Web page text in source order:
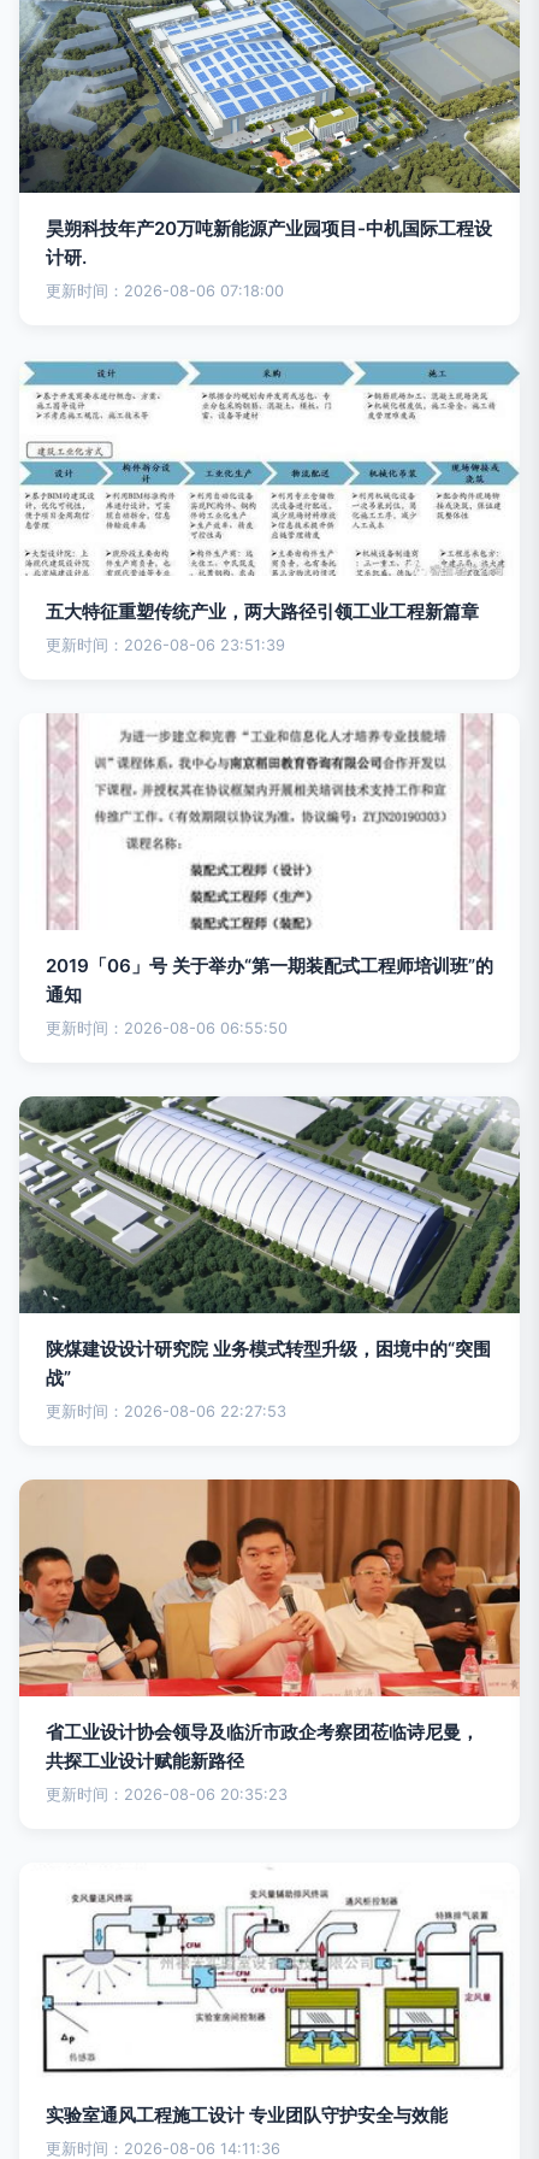
昊朔科技年产20万吨新能源产业园项目-中机国际工程设
计研.
更新时间：2026-08-06 07:18:00
五大特征重塑传统产业，两大路径引领工业工程新篇章
更新时间：2026-08-06 23:51:39
2019「06」号 关于举办“第一期装配式工程师培训班”的
通知
更新时间：2026-08-06 06:55:50
陕煤建设设计研究院 业务模式转型升级，困境中的“突围
战”
更新时间：2026-08-06 22:27:53
省工业设计协会领导及临沂市政企考察团莅临诗尼曼，
共探工业设计赋能新路径
更新时间：2026-08-06 20:35:23
实验室通风工程施工设计 专业团队守护安全与效能
更新时间：2026-08-06 14:11:36